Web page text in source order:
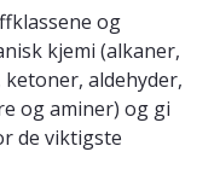
og
kjemi (alkaner,
aldehyder,
og aminer) og gi
de viktigste